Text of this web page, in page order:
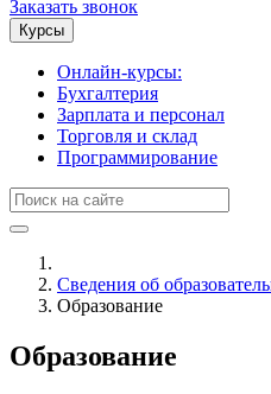
Заказать звонок
Курсы
Онлайн-курсы:
Бухгалтерия
Зарплата и персонал
Торговля и склад
Программирование
Сведения об
Образование
Образование